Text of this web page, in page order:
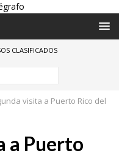
CLASIFICADOS
visita a Puerto Rico del
a Puerto